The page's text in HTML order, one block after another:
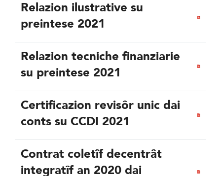
Relazion ilustrative su
preintese 2021
Relazion tecniche finanziarie
su preintese 2021
Certificazion revisôr unic dai
conts su CCDI 2021
Contrat coletîf decentrât
integratîf an 2020 dai